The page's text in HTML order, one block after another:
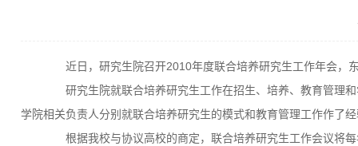
近日，研究生院召开2010年度联合培养研究生工作年会，
研究生院就联合培养研究生工作在招生、培养、教育管理和
学院相关负责人分别就联合培养研究生的模式和教育管理工作作了
根据我校与协议高校的商定，联合培养研究生工作会议将每